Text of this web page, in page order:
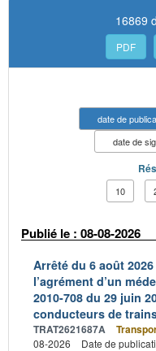
16869
PDF
date de
date de
10
Publié le : 08-08-2026
Arrêté du 6 août
l’agrément d’un
2010-708 du 29 juin
conducteurs de
TRAT2621687A
08-2026
Date de